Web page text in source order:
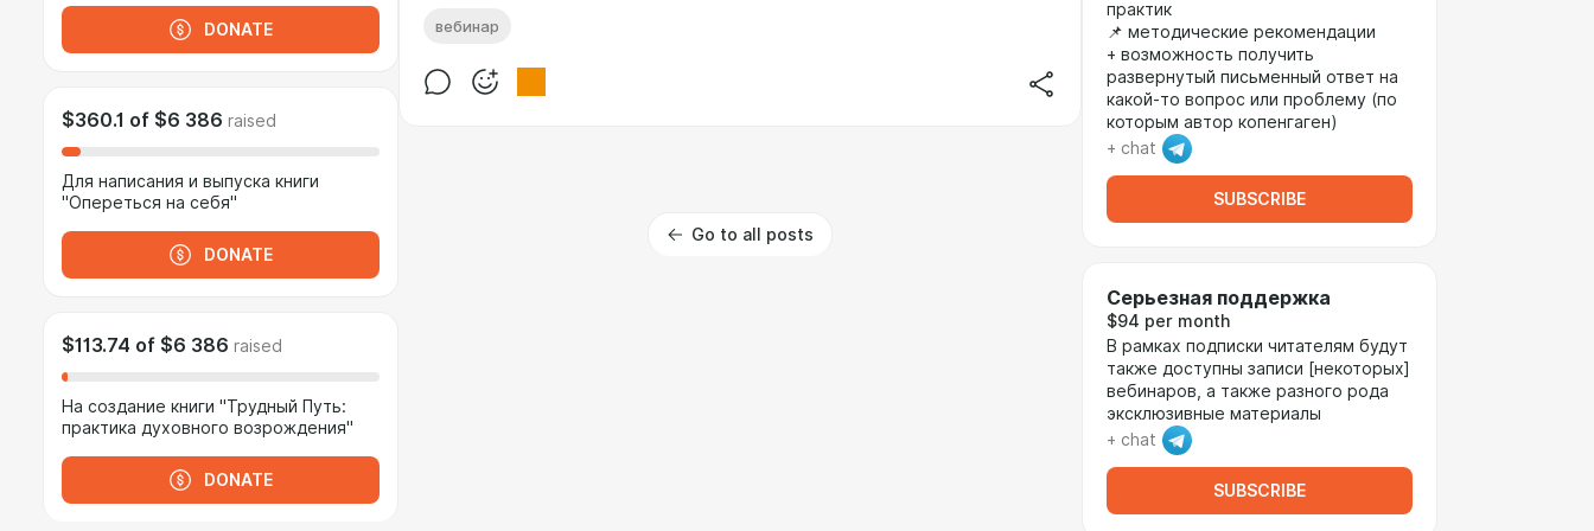
DONATE
$360.1 of $6 386 raised
Для написания и выпуска книги
"Опереться на себя"
DONATE
$113.74 of $6 386 raised
На создание книги "Трудный Путь:
практика духовного возрождения"
DONATE
вебинар
Go to all posts
практик
📌 методические рекомендации
+ возможность получить
развернутый письменный ответ на
какой-то вопрос или проблему (по
которым автор копенгаген)
+ chat
SUBSCRIBE
Серьезная поддержка
$94 per month
В рамках подписки читателям будут
также доступны записи [некоторых]
вебинаров, а также разного рода
эксклюзивные материалы
+ chat
SUBSCRIBE